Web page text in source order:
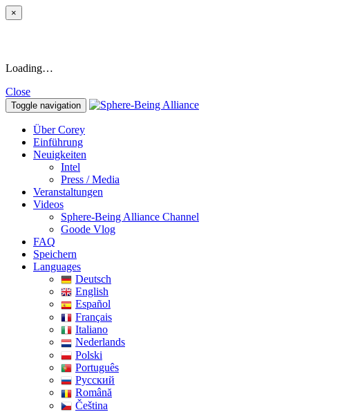
×
Loading…
Close
Toggle navigation
Über Corey
Einführung
Neuigkeiten
Intel
Press / Media
Veranstaltungen
Videos
Sphere-Being Alliance Channel
Goode Vlog
FAQ
Speichern
Languages
Deutsch
English
Español
Français
Italiano
Nederlands
Polski
Português
Pусский
Română
Čeština